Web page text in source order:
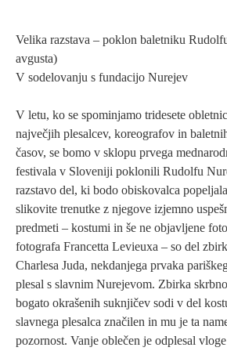
Velika razstava – poklon baletniku
avgusta)
V sodelovanju s fundacijo Nurejev
V letu, ko se spominjamo tridesete
največjih plesalcev, koreografov in
časov, se bomo v sklopu prvega
festivala v Sloveniji poklonili Rudolfu
razstavo del, ki bodo obiskovalca
slikovite trenutke z njegove izjemno
predmeti – kostumi in še ne objavljene
fotografa Francetta Levieuxa – so del
Charlesa Juda, nekdanjega prvaka
plesal s slavnim Nurejevom. Zbirka
bogato okrašenih suknjičev sodi v del
slavnega plesalca značilen in mu je ta
pozornost. Vanje oblečen je odplesal